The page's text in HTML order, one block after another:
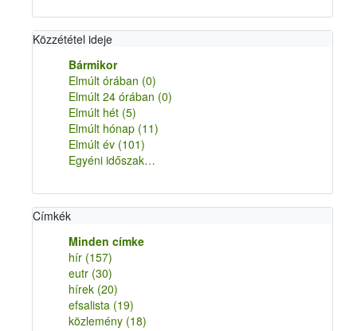
Közzététel ideje
Bármikor
Elmúlt órában (0)
Elmúlt 24 órában (0)
Elmúlt hét (5)
Elmúlt hónap (11)
Elmúlt év (101)
Egyéni időszak…
Címkék
Minden címke
hír (157)
eutr (30)
hírek (20)
efsalista (19)
közlemény (18)